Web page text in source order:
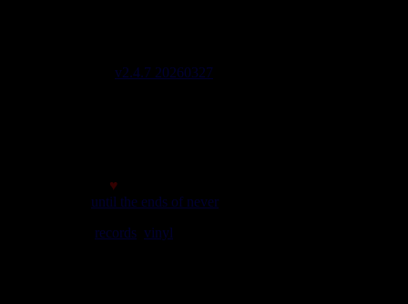
v2.4.7 20260327
♥
until the ends of never
records vinyl